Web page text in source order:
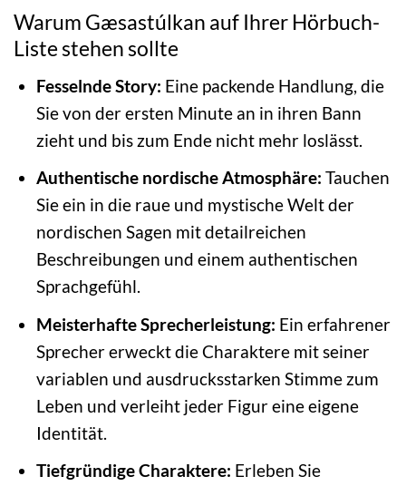
Warum Gæsastúlkan auf Ihrer Hörbuch-
Liste stehen sollte
Fesselnde Story: Eine packende Handlung, die
Sie von der ersten Minute an in ihren Bann
zieht und bis zum Ende nicht mehr loslässt.
Authentische nordische Atmosphäre: Tauchen
Sie ein in die raue und mystische Welt der
nordischen Sagen mit detailreichen
Beschreibungen und einem authentischen
Sprachgefühl.
Meisterhafte Sprecherleistung: Ein erfahrener
Sprecher erweckt die Charaktere mit seiner
variablen und ausdrucksstarken Stimme zum
Leben und verleiht jeder Figur eine eigene
Identität.
Tiefgründige Charaktere: Erleben Sie